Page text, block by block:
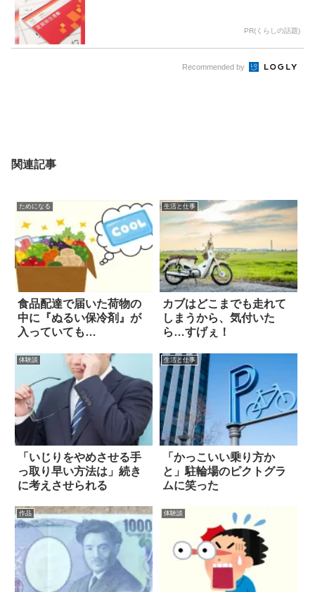
PR(くらしの話題)
Recommended by
関連記事
ためになる
食品配達で届いた荷物の
中に『ぬるい保冷剤』が
入っていても…
生活と仕事
カブはどこまでも走れて
しまうから、気付いた
ら…すげぇ！
体験談
「いじりをやめさせる手
っ取り早い方法は」続き
に考えさせられる
生活と仕事
「かっこいい乗り方か
と」駐輪場のピクトグラ
ムに笑った
作品 体験談